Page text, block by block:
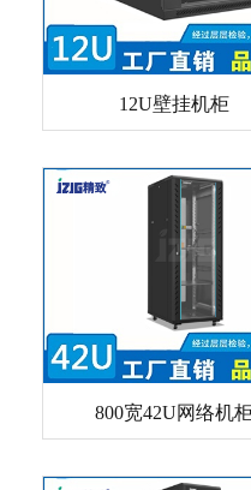
12U壁挂机柜
800宽42U网络机柜